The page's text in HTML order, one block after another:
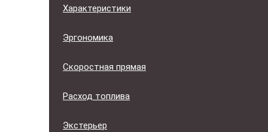
Характеристики
Эргономика
Скоростная прямая
Расход топлива
Экстерьер